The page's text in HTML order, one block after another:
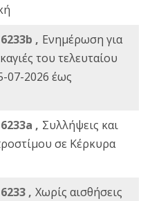
, Ενημέρωση για
του τελευταίου
07-2026 έως
, Συλλήψεις και
σε Κέρκυρα
, Χωρίς αισθήσεις